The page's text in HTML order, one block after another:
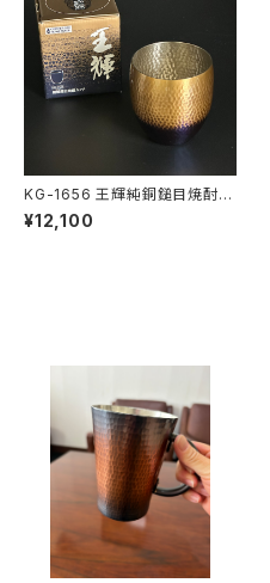
KG-1656 王輝純銅鎚目焼酎カ
ップ 中
¥12,100